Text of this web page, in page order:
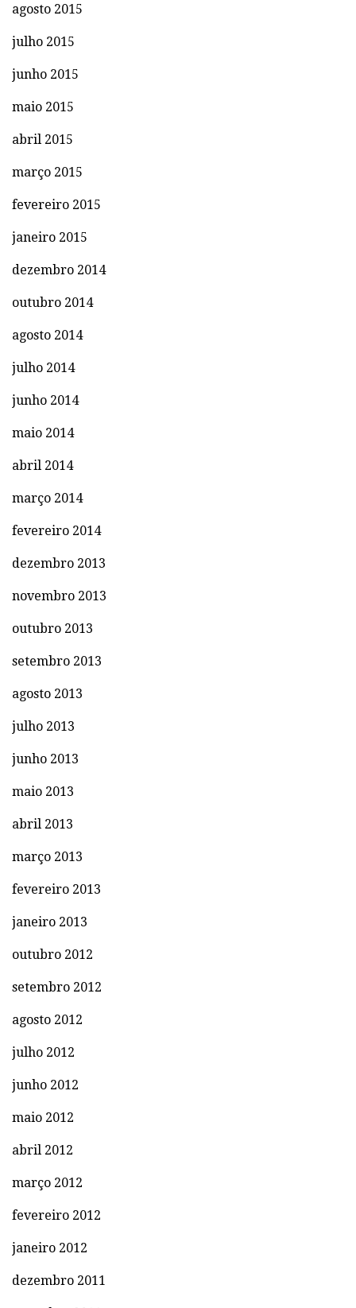
agosto 2015
julho 2015
junho 2015
maio 2015
abril 2015
março 2015
fevereiro 2015
janeiro 2015
dezembro 2014
outubro 2014
agosto 2014
julho 2014
junho 2014
maio 2014
abril 2014
março 2014
fevereiro 2014
dezembro 2013
novembro 2013
outubro 2013
setembro 2013
agosto 2013
julho 2013
junho 2013
maio 2013
abril 2013
março 2013
fevereiro 2013
janeiro 2013
outubro 2012
setembro 2012
agosto 2012
julho 2012
junho 2012
maio 2012
abril 2012
março 2012
fevereiro 2012
janeiro 2012
dezembro 2011